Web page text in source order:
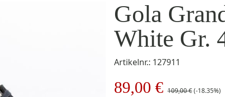
Gola
White Gr.
Artikelnr.: 127911
89,00 € 109,00 €(-18.35%)